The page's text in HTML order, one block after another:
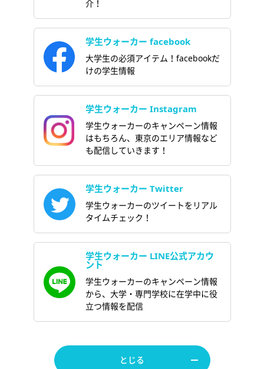
介！
学生ウォーカー facebook
大学生の必須アイテム！facebookだ
けの学生情報
学生ウォーカー Instagram
学生ウォーカーのキャンペーン情報
はもちろん、東京のエリア情報など
も配信していきます！
学生ウォーカー Twitter
学生ウォーカーのツイートをリアル
タイムチェック！
学生ウォーカー LINE公式アカウ
ント
学生ウォーカーのキャンペーン情報
から、大学・専門学校に在学中に役
立つ情報を配信
とじる